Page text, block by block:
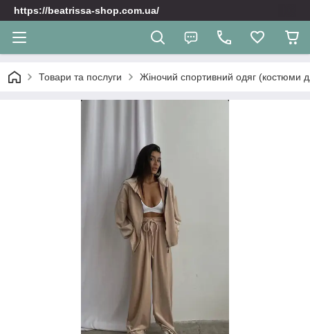
https://beatrissa-shop.com.ua/
Товари та послуги Жіночий спортивний одяг (костюми